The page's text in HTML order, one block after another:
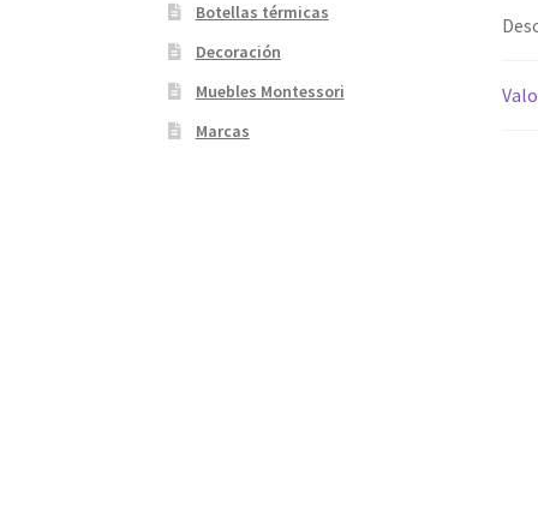
Botellas térmicas
Decoración
Muebles Montessori
Marcas